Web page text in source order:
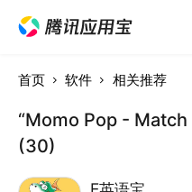
首页 软件 相关推荐
“Momo Pop - Match
(30)